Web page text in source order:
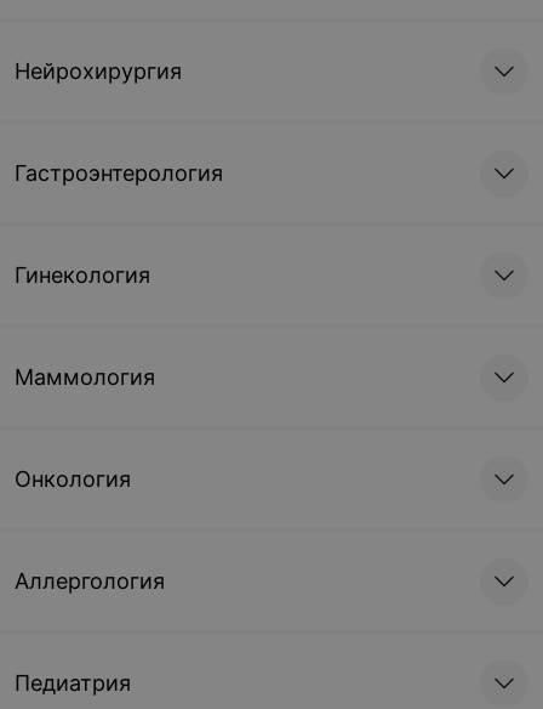
Нейрохирургия
Гастроэнтерология
Гинекология
Маммология
Онкология
Аллергология
Педиатрия